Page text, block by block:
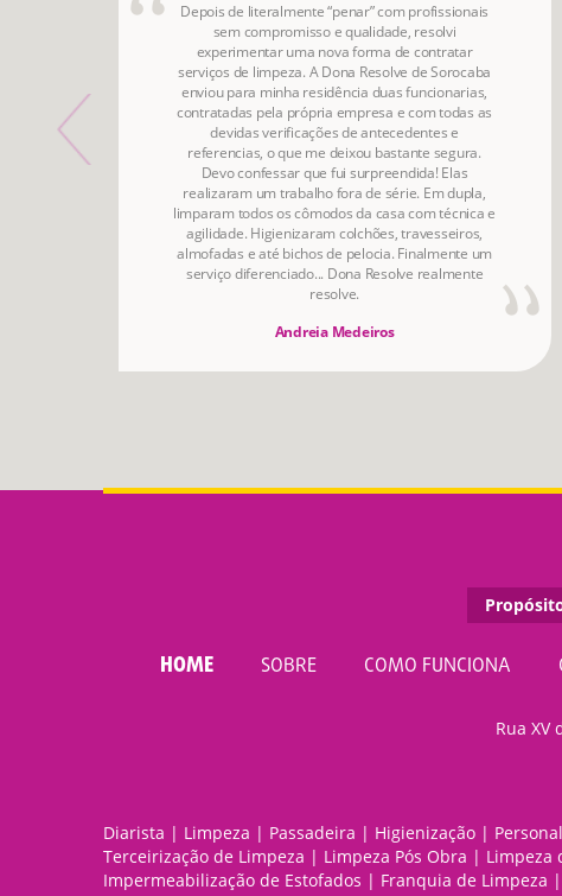
Depois de literalmente “penar” com profissionais
sem compromisso e qualidade, resolvi
experimentar uma nova forma de contratar
serviços de limpeza. A Dona Resolve de Sorocaba
enviou para minha residência duas funcionarias,
contratadas pela própria empresa e com todas as
devidas verificações de antecedentes e
referencias, o que me deixou bastante segura.
Devo confessar que fui surpreendida! Elas
realizaram um trabalho fora de série. Em dupla,
limparam todos os cômodos da casa com técnica e
agilidade. Higienizaram colchões, travesseiros,
almofadas e até bichos de pelocia. Finalmente um
serviço diferenciado... Dona Resolve realmente
resolve.
Andreia Medeiros
HOME SOBRE COMO FUNCIONA
Rua XV
Diarista | Limpeza | Passadeira | Higienização |
Terceirização de Limpeza | Limpeza Pós Obra | Limpeza
Impermeabilização de Estofados | Franquia de Limpeza |